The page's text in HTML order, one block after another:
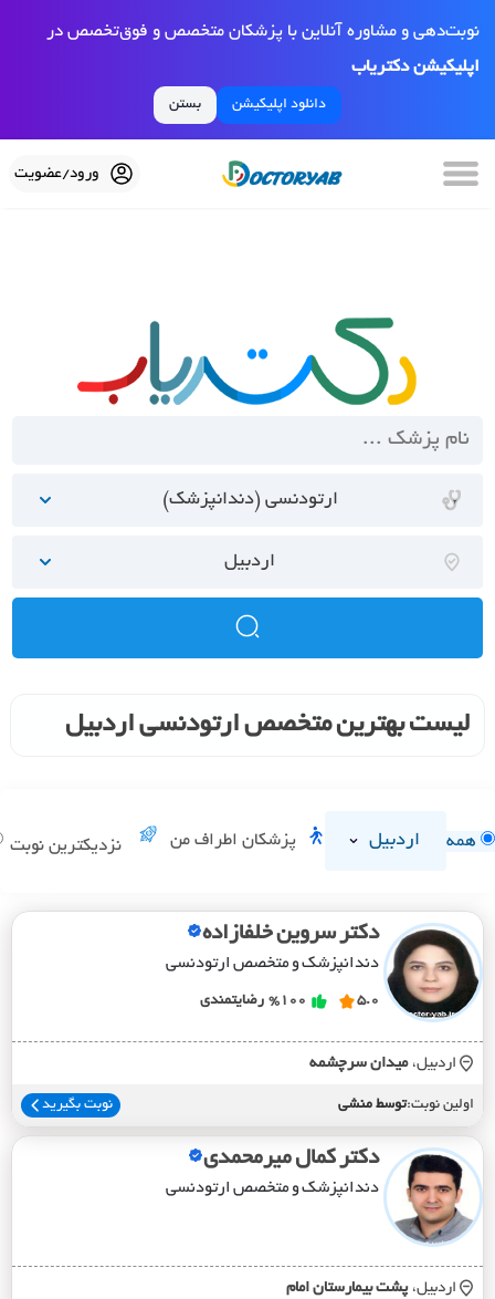
نوبت‌دهی و مشاوره آنلاین با پزشکان متخصص و فوق‌تخصص در
اپلیکیشن دکتریاب
دانلود اپلیکیشن بستن
ورود/عضویت
ارتودنسی (دندانپزشک)
اردبیل
لیست بهترین متخصص ارتودنسی اردبیل
همه اردبیل پزشکان اطراف من نزدیکترین نوبت
دکتر سروین خلفازاده
دندانپزشک و متخصص ارتودنسی
5.0
%100 رضایتمندی
اردبیل، ميدان سرچشمه
اولین نوبت:توسط منشی نوبت بگیرید
دکتر کمال میرمحمدی
دندانپزشک و متخصص ارتودنسی
اردبیل، پشت بيمارستان امام